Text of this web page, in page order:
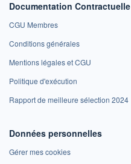
Documentation Contractuelle
CGU Membres
Conditions générales
Mentions légales et CGU
Politique d'exécution
Rapport de meilleure sélection 2024
Données personnelles
Gérer mes cookies